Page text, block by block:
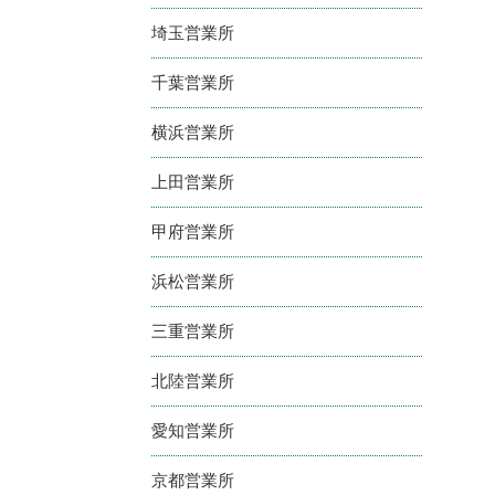
埼玉営業所
千葉営業所
横浜営業所
上田営業所
甲府営業所
浜松営業所
三重営業所
北陸営業所
愛知営業所
京都営業所